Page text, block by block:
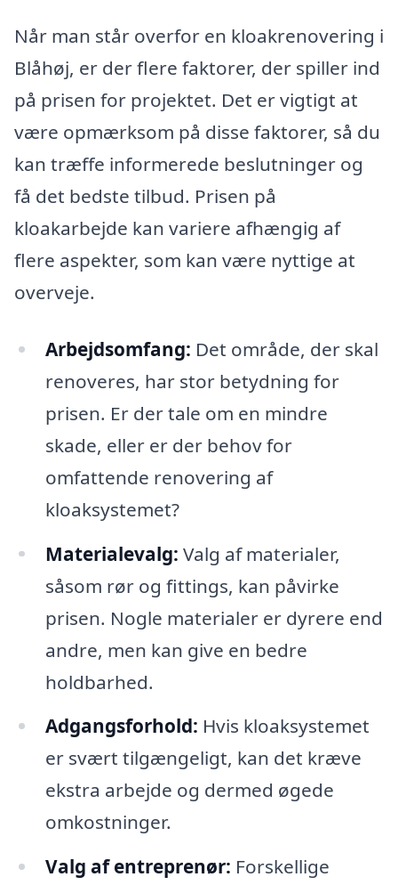
Når man står overfor en kloakrenovering i
Blåhøj, er der flere faktorer, der spiller ind
på prisen for projektet. Det er vigtigt at
være opmærksom på disse faktorer, så du
kan træffe informerede beslutninger og
få det bedste tilbud. Prisen på
kloakarbejde kan variere afhængig af
flere aspekter, som kan være nyttige at
overveje.
Arbejdsomfang: Det område, der skal
renoveres, har stor betydning for
prisen. Er der tale om en mindre
skade, eller er der behov for
omfattende renovering af
kloaksystemet?
Materialevalg: Valg af materialer,
såsom rør og fittings, kan påvirke
prisen. Nogle materialer er dyrere end
andre, men kan give en bedre
holdbarhed.
Adgangsforhold: Hvis kloaksystemet
er svært tilgængeligt, kan det kræve
ekstra arbejde og dermed øgede
omkostninger.
Valg af entreprenør: Forskellige